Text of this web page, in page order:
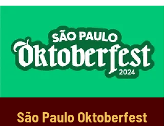
São Paulo Oktoberfest